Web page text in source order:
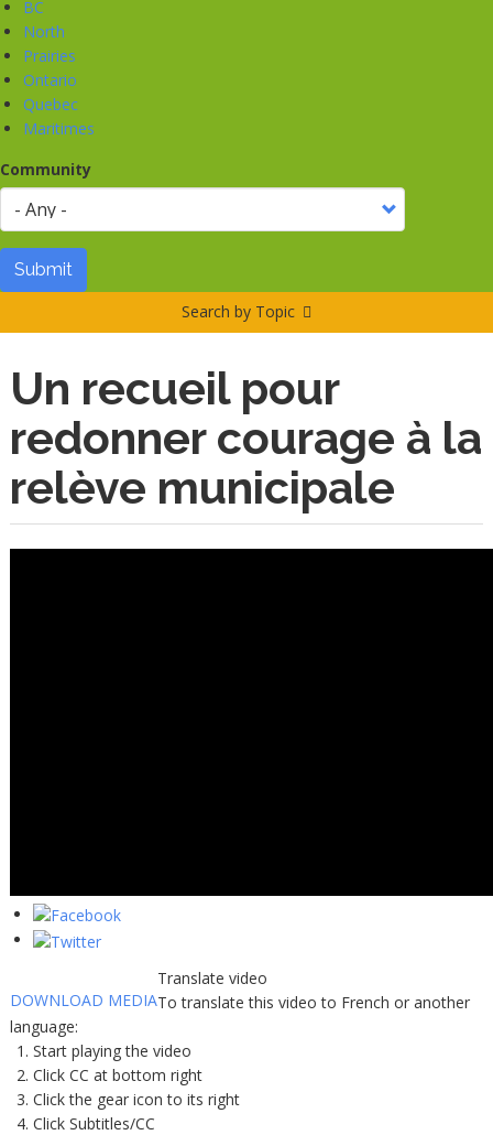
BC
North
Prairies
Ontario
Quebec
Maritimes
Community
Submit
Search by Topic
Un recueil pour
redonner courage à la
relève municipale
DOWNLOAD MEDIA
Translate video
To translate this video to French or another
language:
Start playing the video
Click CC at bottom right
Click the gear icon to its right
Click Subtitles/CC